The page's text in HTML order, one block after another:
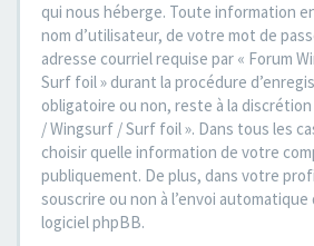
qui nous héberge. Toute information
nom d’utilisateur, de votre mot de
adresse courriel requise par « Forum
Surf foil » durant la procédure
obligatoire ou non, reste à la
/ Wingsurf / Surf foil ». Dans tous les
choisir quelle information de votre
publiquement. De plus, dans votre
souscrire ou non à l’envoi automatique
logiciel phpBB.